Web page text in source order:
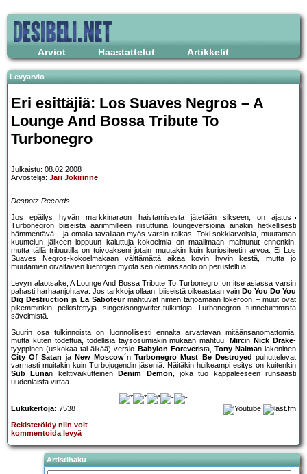
Arviot Haastattelut Artikkelit
Levyarvio
Eri esittäjiä: Los Suaves Negros – A
Lounge And Bossa Tribute To
Turbonegro
Julkaistu: 08.02.2008
Arvostelija: Jari Jokirinne
Despotz Records
Jos epäilys hyvän markkinaraon haistamisesta jätetään sikseen, on ajatus
Turbonegron biiseistä äärimmilleen riisuttuina loungeversioina ainakin hetkellisesti
hämmentävä – ja omalla tavallaan myös varsin raikas. Toki sokkiarvoisia, muutaman
kuuntelun jälkeen loppuun kaluttuja kokoelmia on maailmaan mahtunut ennenkin,
mutta tällä tribuutilla on toivoakseni jotain muutakin kuin kuriositeetin arvoa. Ei Los
Suaves Negros-kokoelmakaan välttämättä aikaa kovin hyvin kestä, mutta jo
muutamien oivaltavien luentojen myötä sen olemassaolo on perusteltua.
Levyn alaotsake, A Lounge And Bossa Tribute To Turbonegro, on itse asiassa varsin
pahasti harhaanjohtava. Jos tarkkoja ollaan, biiseistä oikeastaan vain Do You Do You
Dig Destruction ja La Saboteurmahtuvat nimen tarjoamaan lokeroon – muut ovat
pikemminkin pelkistettyjä singer/songwriter-tulkintoja Turbonegron tunnetuimmista
sävelmistä.
Suurin osa tulkinnoista on luonnollisesti ennalta arvattavan mitäänsanomattomia,
mutta kuten todettua, todellisia täysosumiakin mukaan mahtuu.
Mircin Nick Drake-
tyyppinen (uskokaa tai älkää) versio Babylon Foreverista, Tony Naiman lakoninen
City Of Satan ja New Moscow´nTurbonegro Must Be Destroyed puhuttelevat
varmasti muitakin kuin Turbojugendin jäseniä. Näitäkin huikeampi esitys on kuitenkin
Sub Lunan kelttivaikutteinen Denim Demon, joka tuo kappaleeseen runsaasti
uudenlaista virtaa.
Lukukertoja: 7538
Rekisteröidy niin voit
kommentoida levyä
Artistihaku